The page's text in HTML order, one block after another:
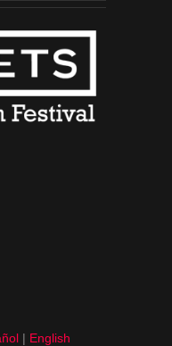
English